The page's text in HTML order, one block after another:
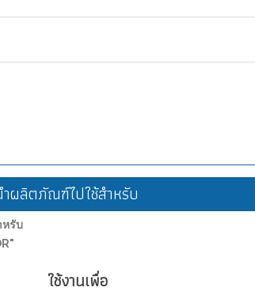
ผลิตภัณฑ์ไปใช้สำหรับ
หรับ
ใช้งานเพื่อ